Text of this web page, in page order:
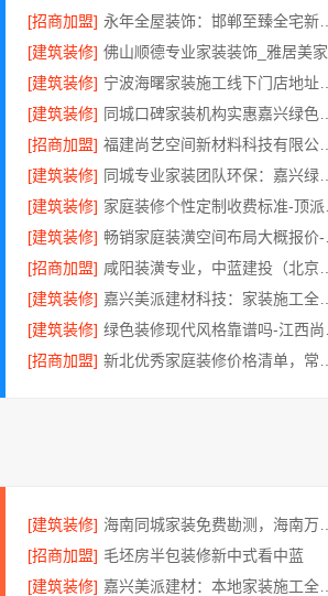
[招商加盟]
[建筑装修] 佛山顺德专业家装装饰_雅居美家
[建筑装修]
[建筑装修]
[招商加盟]
[建筑装修]
[建筑装修]
[建筑装修]
[招商加盟]
[建筑装修]
[建筑装修]
[招商加盟]
[建筑装修]
[招商加盟] 毛坯房半包装修新中式看中蓝
[建筑装修]